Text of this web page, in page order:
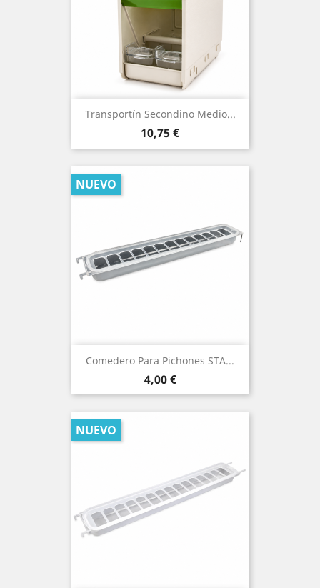
Transportín Secondino Medio...
Precio
10,75 €
Comedero Para Pichones STA...
Precio
4,00 €
NUEVO
NUEVO